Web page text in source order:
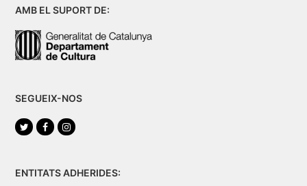
AMB EL SUPORT DE:
SEGUEIX-NOS
TwitterFacebookInstagram
ENTITATS ADHERIDES: